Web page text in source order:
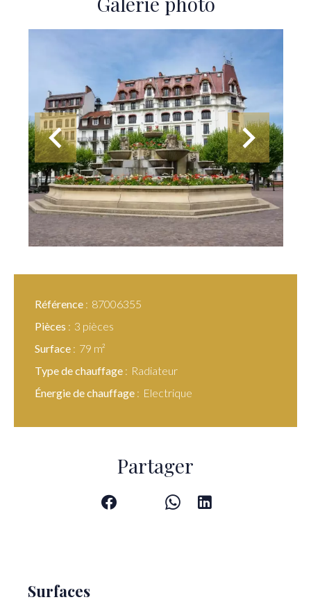
Référence
87006355
Pièces
3 pièces
Surface
79 m²
Type de chauffage
Radiateur
Énergie de chauffage
Electrique
Partager
Surfaces